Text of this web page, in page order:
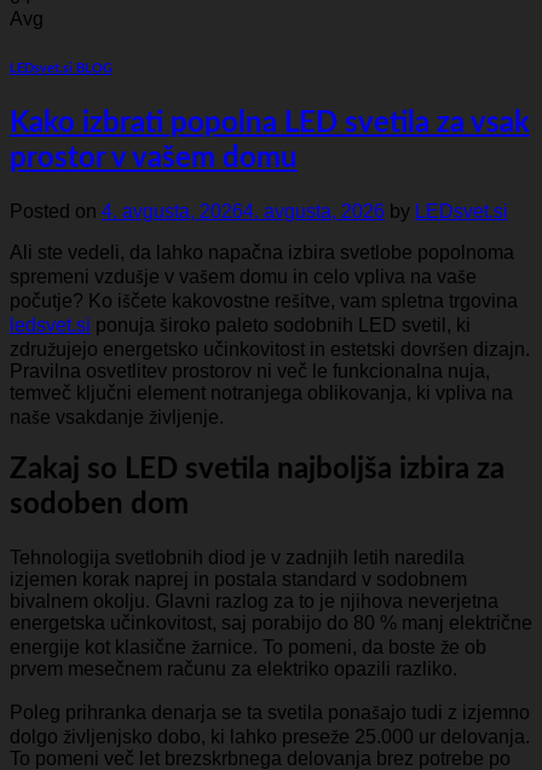
Avg
LEDsvet.si BLOG
Kako izbrati popolna LED svetila za vsak
prostor v vašem domu
Posted on 4. avgusta, 20264. avgusta, 2026 by LEDsvet.si
Ali ste vedeli, da lahko napačna izbira svetlobe popolnoma
spremeni vzdušje v vašem domu in celo vpliva na vaše
počutje? Ko iščete kakovostne rešitve, vam spletna trgovina
ledsvet.si ponuja široko paleto sodobnih LED svetil, ki
združujejo energetsko učinkovitost in estetski dovršen dizajn.
Pravilna osvetlitev prostorov ni več le funkcionalna nuja,
temveč ključni element notranjega oblikovanja, ki vpliva na
naše vsakdanje življenje.
Zakaj so LED svetila najboljša izbira za
sodoben dom
Tehnologija svetlobnih diod je v zadnjih letih naredila
izjemen korak naprej in postala standard v sodobnem
bivalnem okolju. Glavni razlog za to je njihova neverjetna
energetska učinkovitost, saj porabijo do 80 % manj električne
energije kot klasične žarnice. To pomeni, da boste že ob
prvem mesečnem računu za elektriko opazili razliko.
Poleg prihranka denarja se ta svetila ponašajo tudi z izjemno
dolgo življenjsko dobo, ki lahko preseže 25.000 ur delovanja.
To pomeni več let brezskrbnega delovanja brez potrebe po